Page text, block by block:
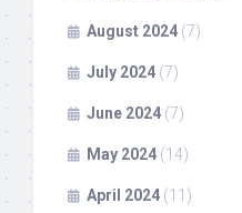
August 2024 (7)
July 2024 (7)
June 2024 (7)
May 2024 (14)
April 2024 (11)